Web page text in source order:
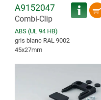
A9152047
Combi-Clip
ABS (UL 94 HB)
gris blanc RAL 9002
45x27mm